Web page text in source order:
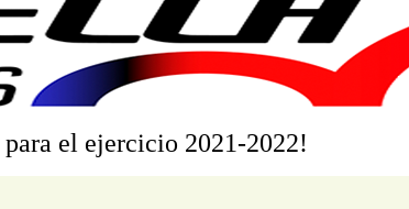
para el ejercicio 2021-2022!